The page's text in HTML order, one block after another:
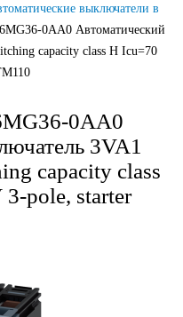
выключатели в
0AA0 Автоматический
capacity class H Icu=70
0AA0
3VA1
capacity class
pole, starter